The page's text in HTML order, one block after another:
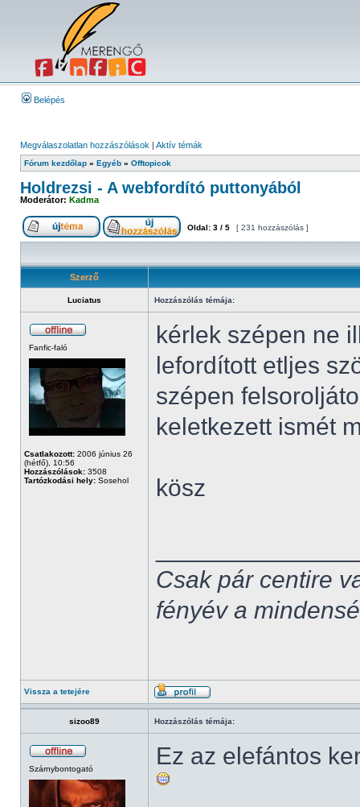
Belépés
Megválaszolatlan hozzászólások | Aktív témák
Fórum kezdőlap » Egyéb » Offtopicok
Holdrezsi - A webfordító puttonyából
Moderátor: Kadma
Oldal: 3 / 5 [ 231 hozzászólás ]
Szerző
Luciatus Hozzászólás témája:
Fanfic-faló
Csatlakozott: 2006 június 26
(hétfő), 10:56
Hozzászólások: 3508
Tartózkodási hely: Sosehol
kérlek szépen ne
lefordított etljes
szépen
keletkezett ismét
kösz
Csak pár centire
fényév a
Vissza a tetejére
sizoo89 Hozzászólás témája:
Szárnybontogató Ez az elefántos